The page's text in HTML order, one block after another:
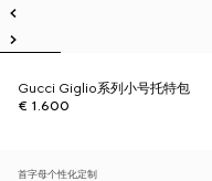
Gucci Giglio系列小号托特包
€ 1.600
首字母个性化定制